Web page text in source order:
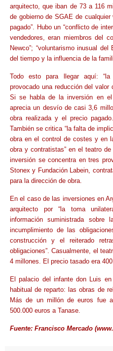
arquitecto, que iban de 73 a 116
de gobierno de SGAE de
pagado”. Hubo un “conflicto de
vendedores, eran miembros del
Newco”; “voluntarismo inusual
del tiempo y la influencia de la
Todo esto para llegar aquí:
provocado una reducción del
Si se habla de la inversión en
aprecia un desvío de casi 3,6
obra realizada y el precio
También se critica “la falta de
obra en el control de costes y en
obra y contratistas” en el teatro
inversión se concentra en tres
Stonex y Fundación Labein,
para la dirección de obra.
En el caso de las inversiones en
arquitecto por “la toma
información suministrada sobre
incumplimiento de las
construcción y el reiterado
obligaciones”. Casualmente, el
4 millones. El precio tasado era
El palacio del infante don Luis
habitual de reparto: las obras de
Más de un millón de euros fue
500.000 euros a Tanase.
Fuente: Francisco Mercado